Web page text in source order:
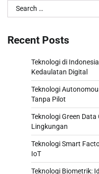
Search
for:
Recent Posts
Teknologi di
Kedaulatan Digital
Teknologi
Tanpa Pilot
Teknologi Green
Lingkungan
Teknologi Smart
IoT
Teknologi Biometrik: